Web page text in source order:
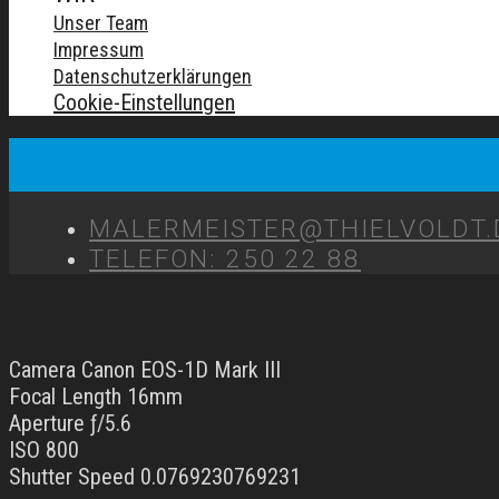
Unser Team
Impressum
Datenschutzerklärungen
Cookie-Einstellungen
TELEFON: 250 22 88
Camera Canon EOS-1D Mark III
Focal Length 16mm
Aperture ƒ/5.6
ISO 800
Shutter Speed 0.0769230769231